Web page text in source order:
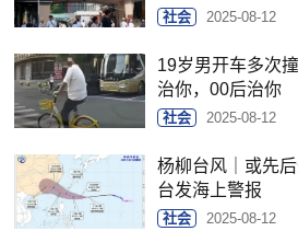
社会 2025-08-12
19岁男开车多次
治你，00后治你
社会 2025-08-12
杨柳台风｜或先
台发海上警报
社会 2025-08-12